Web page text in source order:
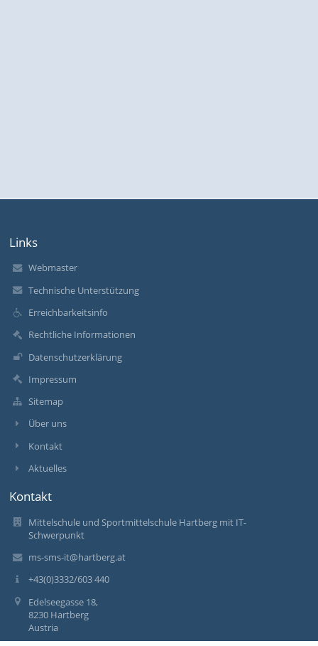
Links
Webmaster
Technische Unterstützung
Erreichbarkeitsinfo
Rechtliche Informationen
Datenschutzerklärung
Impressum
Sitemap
Über uns
Kontakt
Aktuelles
Kontakt
Mittelschule und Sportmittelschule Hartberg mit IT-
Schwerpunkt
ms-sms-it@hartberg.at
+43(0)3332/603 440
Edelseegasse 18,
8230 Hartberg
Austria